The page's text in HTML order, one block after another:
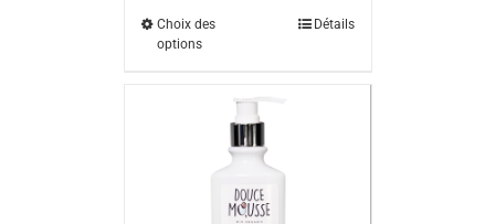
Choix des
options
Détails